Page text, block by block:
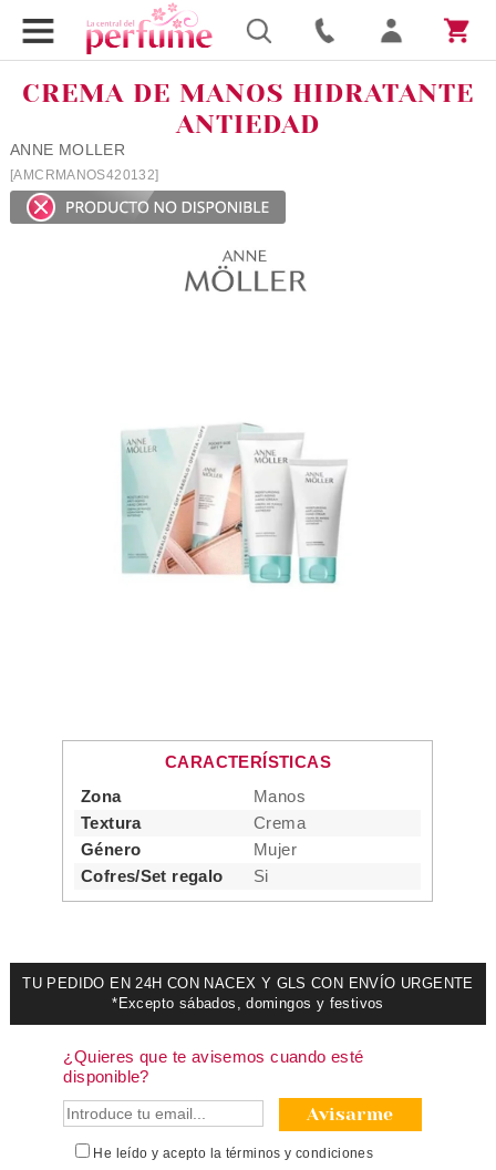
CREMA DE MANOS HIDRATANTE
ANTIEDAD
ANNE MOLLER
[AMCRMANOS420132]
CARACTERÍSTICAS
Zona
Manos
Textura
Crema
Género
Mujer
Cofres/Set regalo
Si
TU PEDIDO EN 24H CON NACEX Y GLS CON ENVÍO URGENTE
*Excepto sábados, domingos y festivos
¿Quieres que te avisemos cuando esté
disponible?
Avisarme
He leído y acepto la términos y condiciones